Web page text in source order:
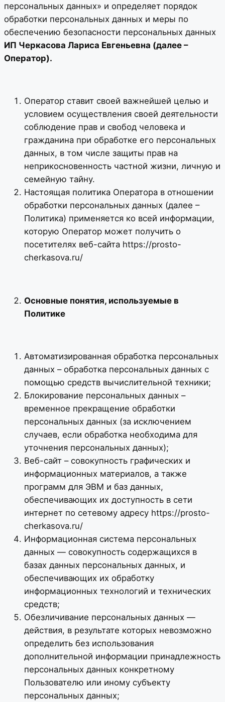
персональных данных» и определяет порядок
обработки персональных данных и меры по
обеспечению безопасности персональных данных
ИП Черкасова Лариса Евгеньевна (далее –
Оператор).
Оператор ставит своей важнейшей целью и
условием осуществления своей деятельности
соблюдение прав и свобод человека и
гражданина при обработке его персональных
данных, в том числе защиты прав на
неприкосновенность частной жизни, личную и
семейную тайну.
Настоящая политика Оператора в отношении
обработки персональных данных (далее –
Политика) применяется ко всей информации,
которую Оператор может получить о
посетителях веб-сайта https://prosto-
cherkasova.ru/
Основные понятия, используемые в
Политике
Автоматизированная обработка персональных
данных – обработка персональных данных с
помощью средств вычислительной техники;
Блокирование персональных данных –
временное прекращение обработки
персональных данных (за исключением
случаев, если обработка необходима для
уточнения персональных данных);
Веб-сайт – совокупность графических и
информационных материалов, а также
программ для ЭВМ и баз данных,
обеспечивающих их доступность в сети
интернет по сетевому адресу https://prosto-
cherkasova.ru/
Информационная система персональных
данных — совокупность содержащихся в
базах данных персональных данных, и
обеспечивающих их обработку
информационных технологий и технических
средств;
Обезличивание персональных данных —
действия, в результате которых невозможно
определить без использования
дополнительной информации принадлежность
персональных данных конкретному
Пользователю или иному субъекту
персональных данных;